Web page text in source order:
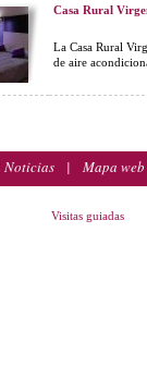
Casa Rural
La Casa Rural
de aire
Noticias | Mapa web
Visitas guiadas